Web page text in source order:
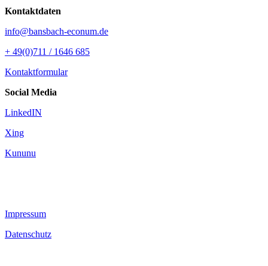
Kontaktdaten
info@bansbach-econum.de
+ 49(0)711 / 1646 685
Kontaktformular
Social Media
LinkedIN
Xing
Kununu
Impressum
Datenschutz